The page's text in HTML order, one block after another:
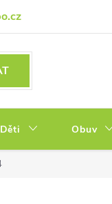
a výměna zboží
Děti Obuv